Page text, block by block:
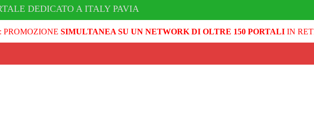
DEDICATO A ITALY PAVIA
: PROMOZIONE SIMULTANEA SU UN NETWORK DI OLTRE 150 PORTALIIN